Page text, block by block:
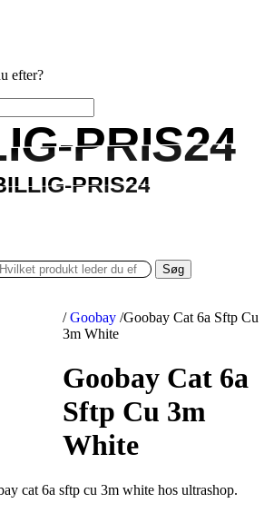
efter?
PRIS24
PRIS24
PRIS24
PRIS24
Søg
/ Goobay /Goobay Cat 6a Sftp Cu
3m White
Goobay Cat 6a
Sftp Cu 3m
White
cat 6a sftp cu 3m white hos ultrashop.